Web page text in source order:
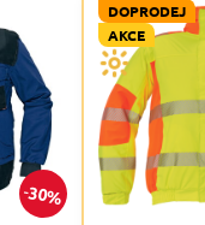
30%
DOPRODEJ
AKCE